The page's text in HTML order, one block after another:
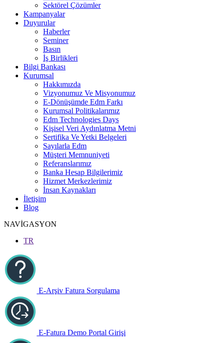
Sektörel Çözümler
Kampanyalar
Duyurular
Haberler
Seminer
Basın
İş Birlikleri
Bilgi Bankası
Kurumsal
Hakkımızda
Vizyonumuz Ve Misyonumuz
E-Dönüşümde Edm Farkı
Kurumsal Politikalarımız
Edm Technologies Days
Kişisel Veri Aydınlatma Metni
Sertifika Ve Yetki Belgeleri
Sayılarla Edm
Müşteri Memnuniyeti
Referanslarımız
Banka Hesap Bilgilerimiz
Hizmet Merkezlerimiz
İnsan Kaynakları
İletişim
Blog
NAVİGASYON
TR
E-Arşiv Fatura Sorgulama
E-Fatura Demo Portal Girişi